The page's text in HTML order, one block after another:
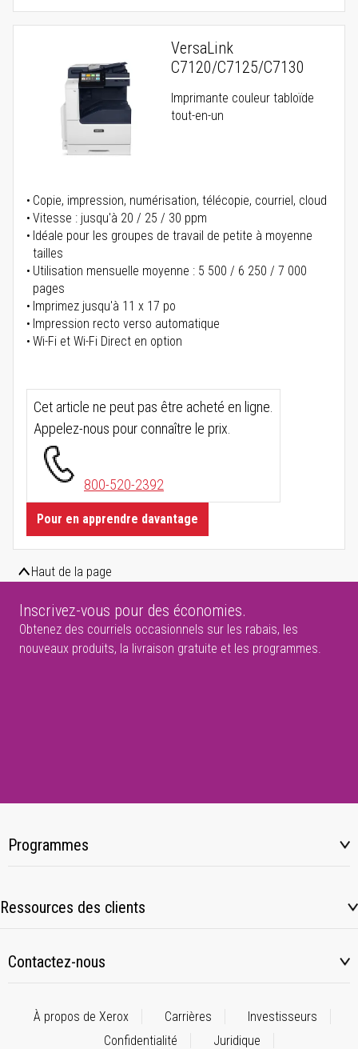
VersaLink
C7120/C7125/C7130
Imprimante couleur tabloïde
tout-en-un
Copie, impression, numérisation, télécopie, courriel, cloud
Vitesse : jusqu'à 20 / 25 / 30 ppm
Idéale pour les groupes de travail de petite à moyenne
tailles
Utilisation mensuelle moyenne : 5 500 / 6 250 / 7 000
pages
Imprimez jusqu'à 11 x 17 po
Impression recto verso automatique
Wi-Fi et Wi-Fi Direct en option
Cet article ne peut pas être acheté en ligne.
Appelez-nous pour connaître le prix.
800-520-2392
Pour en apprendre davantage
Haut de la page
Inscrivez-vous pour des économies.
Obtenez des courriels occasionnels sur les rabais, les
nouveaux produits, la livraison gratuite et les programmes.
Programmes
Ressources des clients
Contactez-nous
À propos de Xerox Carrières
Investisseurs
Confidentialité
Juridique